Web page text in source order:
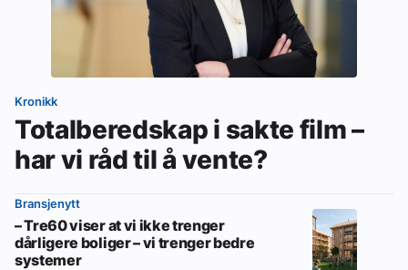
Kronikk
Totalberedskap i sakte film –
har vi råd til å vente?
Bransjenytt
– Tre60 viser at vi ikke trenger
dårligere boliger – vi trenger bedre
systemer